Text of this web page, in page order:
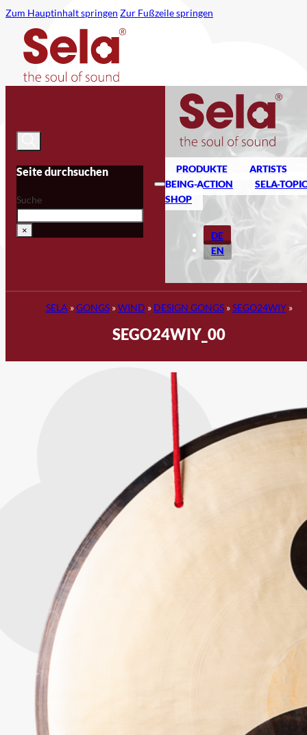
Zum Hauptinhalt springen Zur Fußzeile springen
Seite durchsuchen
Suche
×
PRODUKTE
ARTISTS
BEING-ACTION
SELA-
SHOP
DE
EN
SELA »GONGS»WIND » DESIGN GONGS»SEGO24WIY»
SEGO24WIY_00